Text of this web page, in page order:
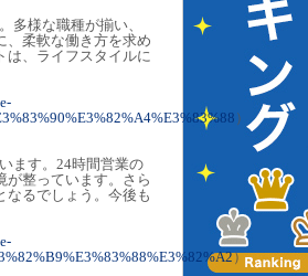
多様な職種が揃い、
、柔軟な働き方を求め
は、ライフスタイルに
）
ます。24時間営業の
が整っています。さら
なるでしょう。今後も
）